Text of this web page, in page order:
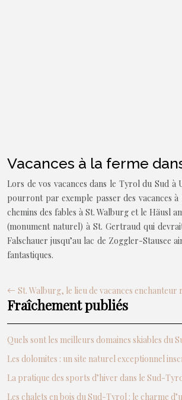
Vacances à la ferme
Lors de vos vacances dans le Tyrol du Sud à
pourront par exemple passer des vacances
chemins des fables à St. Walburg et le Häusl
(monument naturel) à St. Gertraud qui
Falschauer jusqu’au lac de Zoggler-Stausee
fantastiques.
St. Walburg, le lieu de vacances enchanteur
Fraîchement publiés
Quels sont les meilleurs domaines skiables du
Les dolomites : un site naturel exceptionnel
La pratique des sports d’hiver dans le Sud-
Les chalets en bois du Sud-Tyrol : le charme